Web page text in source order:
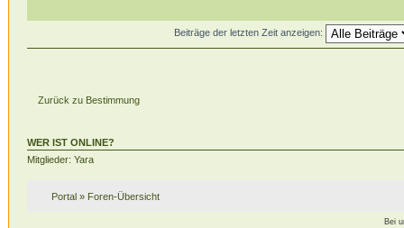
Beiträge der letzten Zeit anzeigen:
Zurück zu Bestimmung
WER IST ONLINE?
Mitglieder: Yara
Portal » Foren-Übersicht
Bei